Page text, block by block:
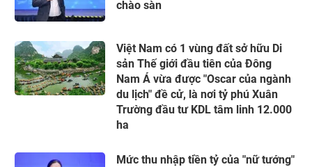
chào sàn
Việt Nam có 1 vùng đất sở hữu Di
sản Thế giới đầu tiên của Đông
Nam Á vừa được "Oscar của ngành
du lịch" đề cử, là nơi tỷ phú Xuân
Trường đầu tư KDL tâm linh 12.000
ha
Mức thu nhập tiền tỷ của "nữ tướng"